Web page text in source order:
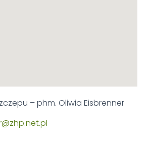
– phm. Oliwia Eisbrenner